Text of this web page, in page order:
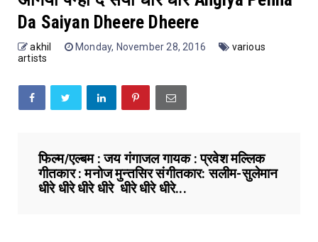
Da Saiyan Dheere Dheere
akhil Monday, November 28, 2016
various
artists
फिल्म/एल्बम : जय गंगाजल गायक : प्रवेश मल्लिक
गीतकार : मनोज मुन्तसिर संगीतकार: सलीम-सुलेमान
धीरे धीरे धीरे धीरे धीरे धीरे धीरे...